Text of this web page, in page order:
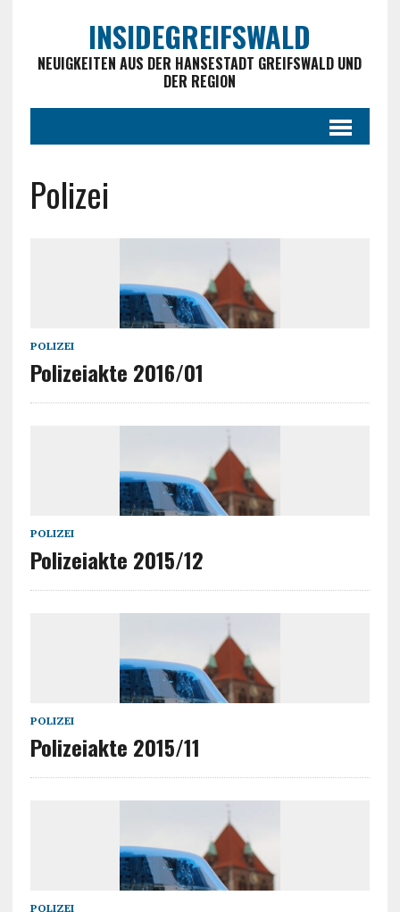
INSIDEGREIFSWALD
NEUIGKEITEN AUS DER HANSESTADT GREIFSWALD UND
DER REGION
Polizei
POLIZEI
Polizeiakte 2016/01
POLIZEI
Polizeiakte 2015/12
POLIZEI
Polizeiakte 2015/11
POLIZEI